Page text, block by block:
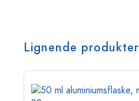
Lignende produkter